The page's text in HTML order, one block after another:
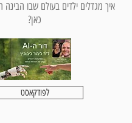
איך מגדלים ילדים בעולם שבו הבינה
כאן?
לפודקאסט